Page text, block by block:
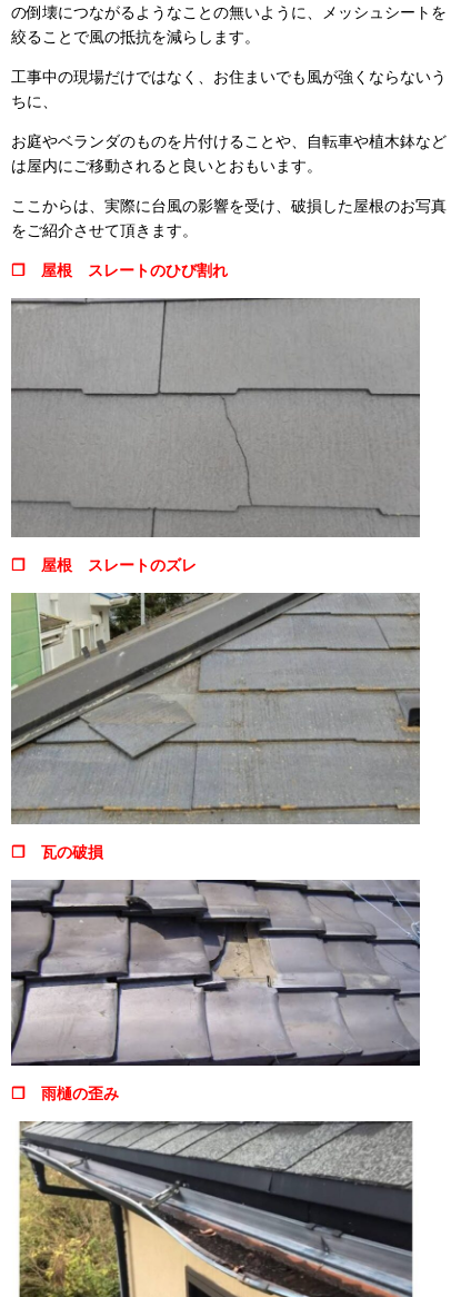
の倒壊につながるようなことの無いように、メッシュシートを
絞ることで風の抵抗を減らします。
工事中の現場だけではなく、お住まいでも風が強くならないう
ちに、
お庭やベランダのものを片付けることや、自転車や植木鉢など
は屋内にご移動されると良いとおもいます。
ここからは、実際に台風の影響を受け、破損した屋根のお写真
をご紹介させて頂きます。
❒ 屋根 スレートのひび割れ
❒ 屋根 スレートのズレ
❒ 瓦の破損
❒ 雨樋の歪み